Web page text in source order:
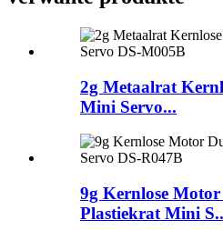
2g Metaalrat
Mini Servo...
9g Kernlose
Plastiekrat Mini